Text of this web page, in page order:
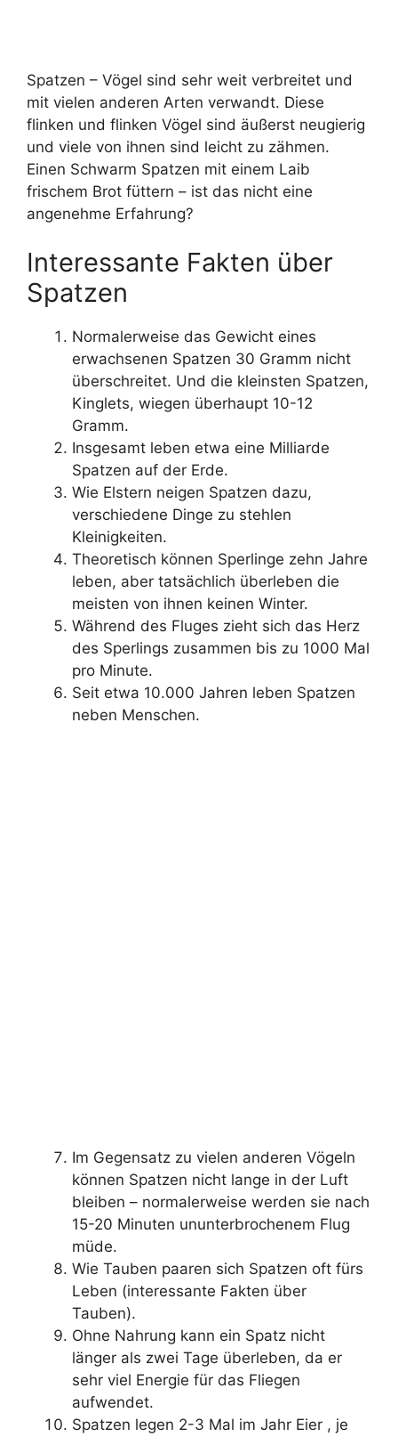
Spatzen – Vögel sind sehr weit verbreitet und
mit vielen anderen Arten verwandt. Diese
flinken und flinken Vögel sind äußerst neugierig
und viele von ihnen sind leicht zu zähmen.
Einen Schwarm Spatzen mit einem Laib
frischem Brot füttern – ist das nicht eine
angenehme Erfahrung?
Interessante Fakten über
Spatzen
Normalerweise das Gewicht eines
erwachsenen Spatzen 30 Gramm nicht
überschreitet. Und die kleinsten Spatzen,
Kinglets, wiegen überhaupt 10-12
Gramm.
Insgesamt leben etwa eine Milliarde
Spatzen auf der Erde.
Wie Elstern neigen Spatzen dazu,
verschiedene Dinge zu stehlen
Kleinigkeiten.
Theoretisch können Sperlinge zehn Jahre
leben, aber tatsächlich überleben die
meisten von ihnen keinen Winter.
Während des Fluges zieht sich das Herz
des Sperlings zusammen bis zu 1000 Mal
pro Minute.
Seit etwa 10.000 Jahren leben Spatzen
neben Menschen.
Im Gegensatz zu vielen anderen Vögeln
können Spatzen nicht lange in der Luft
bleiben – normalerweise werden sie nach
15-20 Minuten ununterbrochenem Flug
müde.
Wie Tauben paaren sich Spatzen oft fürs
Leben (interessante Fakten über
Tauben).
Ohne Nahrung kann ein Spatz nicht
länger als zwei Tage überleben, da er
sehr viel Energie für das Fliegen
aufwendet.
Spatzen legen 2-3 Mal im Jahr Eier , je